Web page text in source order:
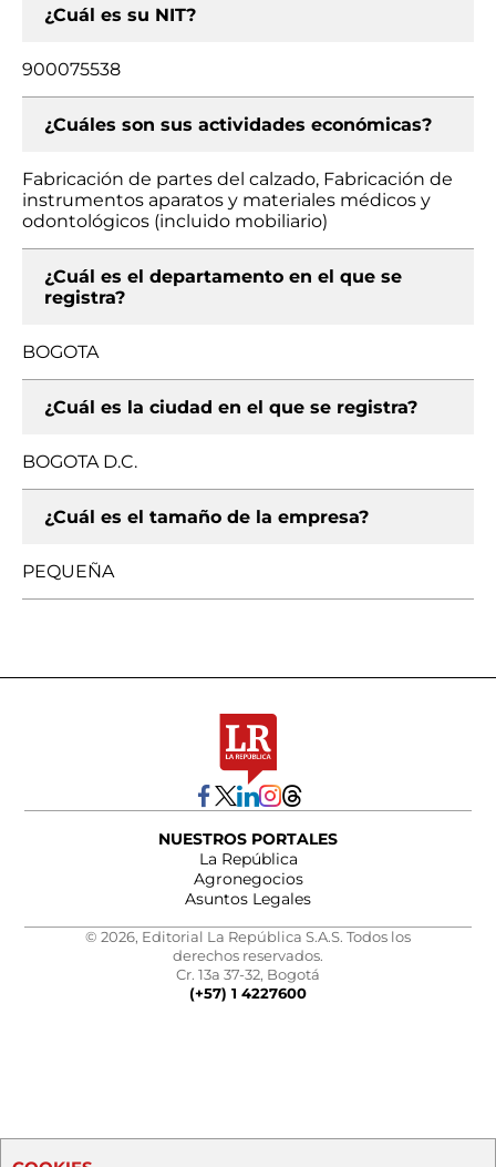
¿Cuál es su NIT?
900075538
¿Cuáles son sus actividades económicas?
Fabricación de partes del calzado, Fabricación de
instrumentos aparatos y materiales médicos y
odontológicos (incluido mobiliario)
¿Cuál es el departamento en el que se
registra?
BOGOTA
¿Cuál es la ciudad en el que se registra?
BOGOTA D.C.
¿Cuál es el tamaño de la empresa?
PEQUEÑA
NUESTROS PORTALES
La República
Agronegocios
Asuntos Legales
© 2026, Editorial La República S.A.S. Todos los
derechos reservados.
Cr. 13a 37-32, Bogotá
(+57) 1 4227600